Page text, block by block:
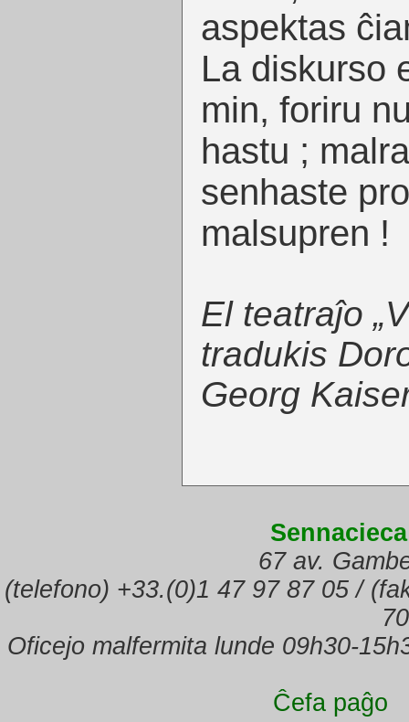
aspektas
La diskurso
min, foriru
hastu ;
senhaste
malsupren !
El teatraĵo
tradukis
Georg
67 av.
(telefono) +33.(0)1 47 97 87 05 /
Oficejo malfermita lunde 09h30-
Ĉefa paĝo